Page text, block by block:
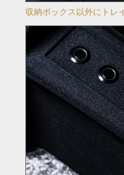
収納ボックス以外にトレ